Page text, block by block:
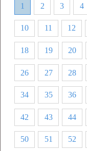
1 2 3 4
10 11 12
18 19 20
26 27 28
34 35 36
42 43 44
50 51 52